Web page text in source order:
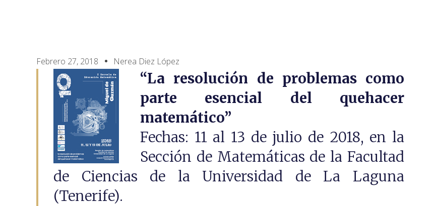
Febrero 27, 2018 Nerea Diez López
“La resolución de problemas como
parte esencial del quehacer
matemático”
Fechas: 11 al 13 de julio de 2018, en la
Sección de Matemáticas de la Facultad
de Ciencias de la Universidad de La Laguna
(Tenerife).